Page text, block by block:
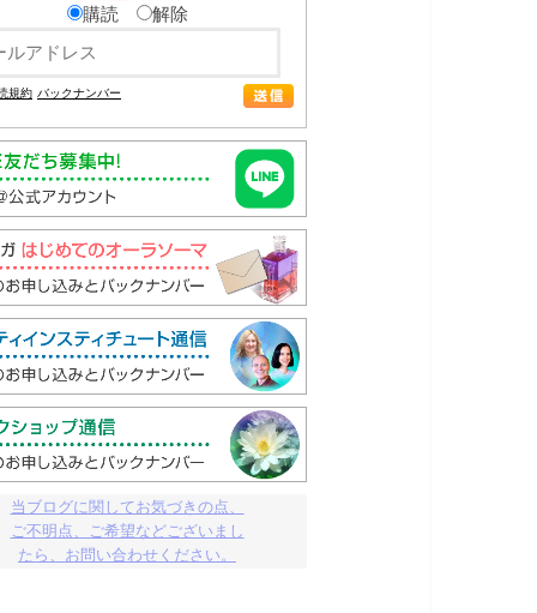
購読 解除
規約 バックナンバー
当ブログに関してお気づきの点、
ご不明点、ご希望などございまし
たら、お問い合わせください。